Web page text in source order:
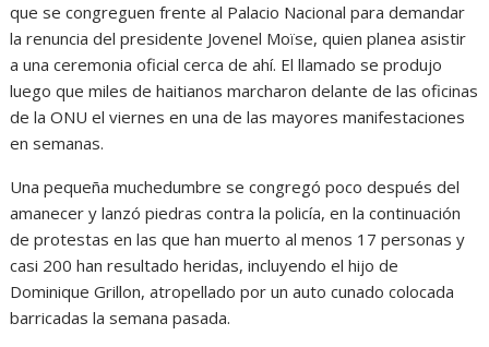
que se congreguen frente al Palacio Nacional para demandar
la renuncia del presidente Jovenel Moïse, quien planea asistir
a una ceremonia oficial cerca de ahí. El llamado se produjo
luego que miles de haitianos marcharon delante de las oficinas
de la ONU el viernes en una de las mayores manifestaciones
en semanas.
Una pequeña muchedumbre se congregó poco después del
amanecer y lanzó piedras contra la policía, en la continuación
de protestas en las que han muerto al menos 17 personas y
casi 200 han resultado heridas, incluyendo el hijo de
Dominique Grillon, atropellado por un auto cunado colocada
barricadas la semana pasada.